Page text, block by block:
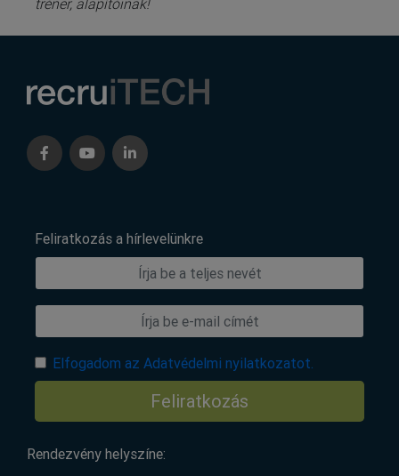
tréner, alapítóinak!
Feliratkozás a hírlevelünkre
Elfogadom az Adatvédelmi nyilatkozatot.
Feliratkozás
Rendezvény helyszíne: